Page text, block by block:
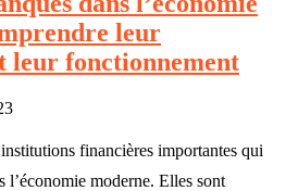
leur
leur fonctionnement
financières importantes qui
l’économie moderne. Elles sont